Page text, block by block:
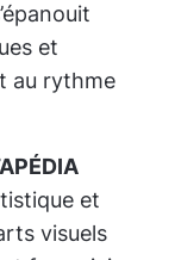
et
au rythme
et
visuels